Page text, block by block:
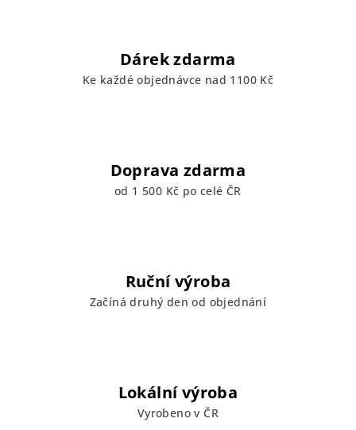
í
p
r
v
ý
p
Dárek zdarma
Ke každé objednávce nad 1100 Kč
Doprava zdarma
od 1 500 Kč po celé ČR
Ruční výroba
Začíná druhý den od objednání
Lokální výroba
Vyrobeno v ČR